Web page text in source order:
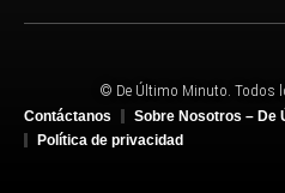
© De Último Minuto. Todos
Contáctanos
Sobre Nosotros – De
Política de privacidad